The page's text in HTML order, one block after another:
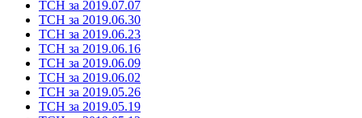
ТСН за 2019.07.07
ТСН за 2019.06.30
ТСН за 2019.06.23
ТСН за 2019.06.16
ТСН за 2019.06.09
ТСН за 2019.06.02
ТСН за 2019.05.26
ТСН за 2019.05.19